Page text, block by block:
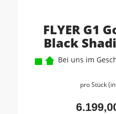
FLYER G1
Black
Bei uns im
pro Stück